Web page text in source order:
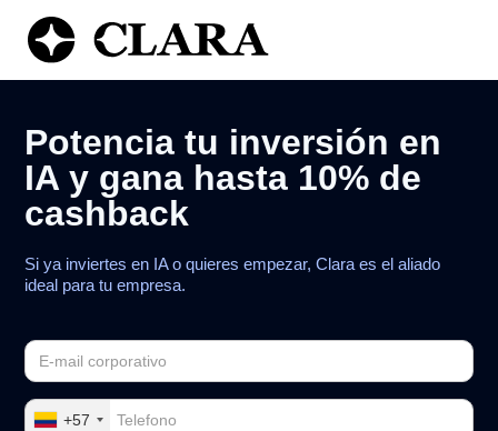
Potencia tu inversión en
IA y gana hasta 10% de
cashback
Si ya inviertes en IA o quieres empezar, Clara es el aliado
ideal para tu empresa.
+57